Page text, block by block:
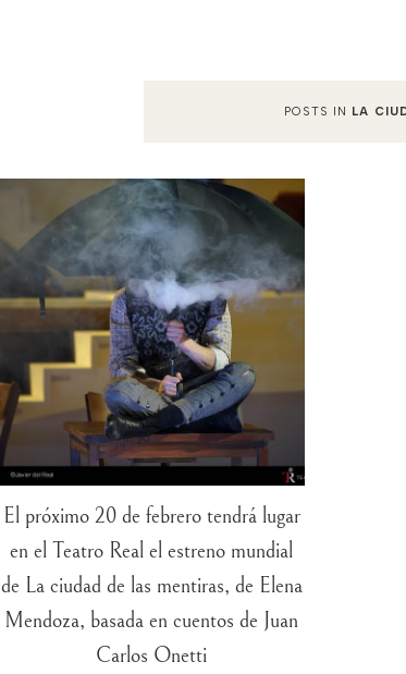
POSTS IN LA
El próximo 20 de febrero tendrá lugar
en el Teatro Real el estreno mundial
de La ciudad de las mentiras, de Elena
Mendoza, basada en cuentos de Juan
Carlos Onetti